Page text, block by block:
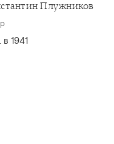
Плужников
в 1941